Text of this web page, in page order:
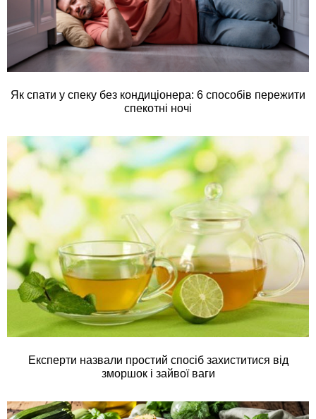
Як спати у спеку без кондиціонера: 6 способів пережити
спекотні ночі
Експерти назвали простий спосіб захиститися від
зморшок і зайвої ваги